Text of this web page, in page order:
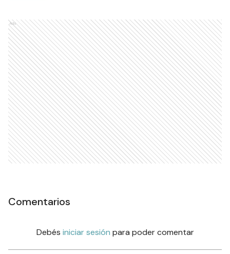
Ads
Comentarios
Debés iniciar sesión para poder comentar